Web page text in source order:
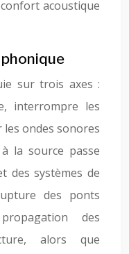
acoustique
sur trois axes :
interrompre les
ondes sonores
la source passe
des systèmes de
des ponts
des
alors que